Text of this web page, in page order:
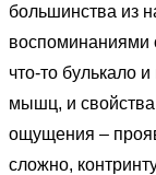
большинства из
воспоминаниями
что-то булькало
мышц, и свойства
ощущения –
сложно,